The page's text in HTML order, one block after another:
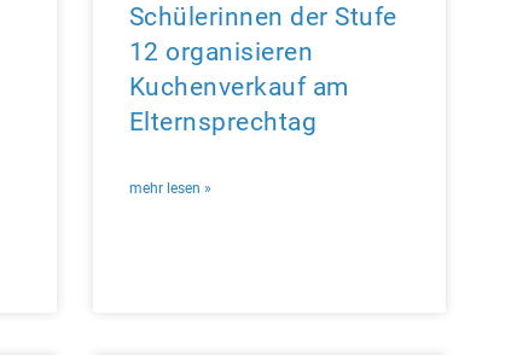
Schülerinnen der Stufe
12 organisieren
Kuchenverkauf am
Elternsprechtag
mehr lesen »